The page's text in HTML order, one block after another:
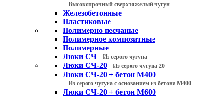
Высокопрочный сверхтяжелый чугун
Железобетонные
Пластиковые
Полимерно песчаные
Полимерное композитные
Полимерные
Люки СЧ
Из серого чугуна
Люки СЧ-20 Из серого чугуна 20
Люки СЧ-20 + бетон М400
Из серого чугуна с основанием из бетона М400
Люки СЧ-20 + бетон М600